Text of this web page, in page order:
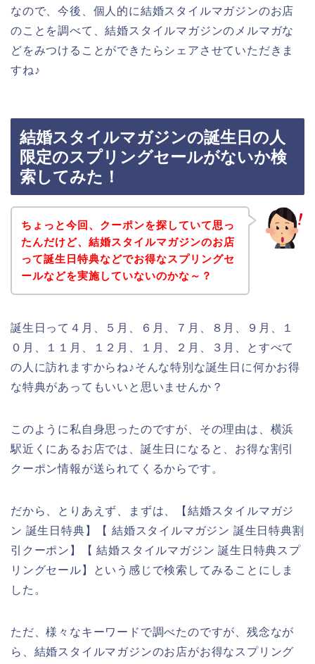
なので、今後、個人的に結婚スタイルマガジンのお店
のことを調べて、結婚スタイルマガジンのメルマガな
どをみつけることができたらシェアさせていただきま
すね♪
結婚スタイルマガジンの誕生日の人
限定のスプリングセールがないか検
索してみた！
ちょっと今回、クーポンを探していて思っ
たんだけど、結婚スタイルマガジンのお店
って誕生日特典などでお得なスプリングセ
ールなどを実施していないのかな～？
誕生日って４月、５月、６月、７月、８月、９月、１
０月、１１月、１２月、１月、２月、３月、とすべて
の人に訪れますからね♪そんな特別な誕生日に何かお得
な特典があってもいいと思いませんか？
このように私自身思ったのですが、その理由は、横浜
駅近くにあるお店では、誕生日になると、お得な割引
クーポン情報が送られてくるからです。
だから、とりあえず、まずは、【結婚スタイルマガジ
ン 誕生日特典】【 結婚スタイルマガジン 誕生日特典割
引クーポン】【 結婚スタイルマガジン 誕生日特典スプ
リングセール】という感じで検索してみることにしま
した。
ただ、様々なキーワードで調べたのですが、残念なが
ら、結婚スタイルマガジンのお店がお得なスプリング